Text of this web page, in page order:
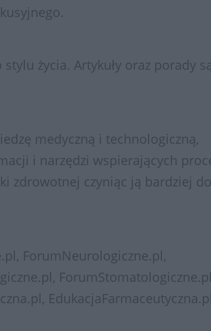
życia. Artykuły oraz porady są
medyczną i technologiczną,
i narzędzi wspierających
zdrowotnej czyniąc ją bardziej
ForumNeurologiczne.pl,